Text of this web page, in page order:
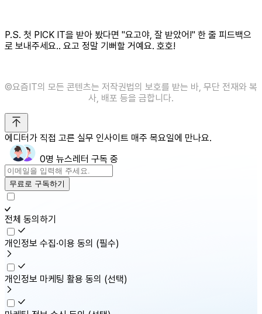
P.S. 첫 PICK IT을 받아 봤다면 "요고야, 잘 받았어!" 한 줄 피드백으
로 보내주세요.. 요고 정말 기뻐할 거예요. 호호!
©️요즘IT의 모든 콘텐츠는 저작권법의 보호를 받는 바, 무단 전재와 복
사, 배포 등을 금합니다.
에디터가 직접 고른 실무 인사이트 매주 목요일에 만나요.
0명 뉴스레터 구독 중
무료로 구독하기
전체 동의하기
개인정보 수집·이용 동의 (필수)
개인정보 마케팅 활용 동의 (선택)